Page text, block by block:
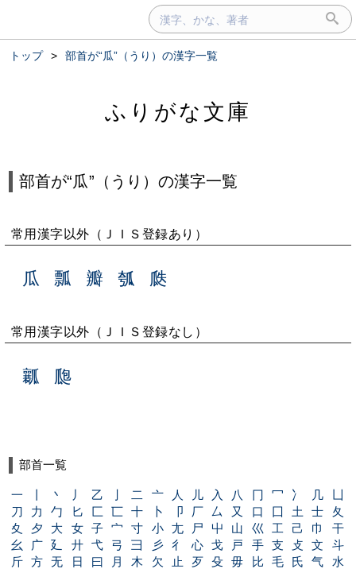
トップ > 部首が“⽠”（うり）の漢字一覧
ふりがな文庫
部首が“⽠”（うり）の漢字一覧
常用漢字以外（ＪＩＳ登録あり）
瓜 瓢 瓣 瓠 瓞
常用漢字以外（ＪＩＳ登録なし）
瓤 瓟
部首一覧
一 丶 丿 乙 二 亠 人 儿 入 八 冂 冖 冫 几
刀
力 勹 匕 匚 匸 十 卜 卩 厂 厶 又 口 囗 土 士
夂
夊
夕 大 女 子 宀 寸 小 尢 尸 屮 山 巛 工 己 巾
干
幺
广 廴 廾 弋 弓 彐 彡 彳 心 戈 戸 手 支 攴 文
斗
斤
方 无 日 曰 月 木 欠 止 歹 殳 毋 比 毛 氏 气
水